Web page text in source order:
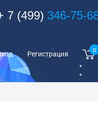
7 (499) 346-75-
Регистрация 0